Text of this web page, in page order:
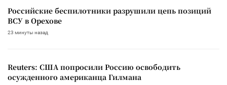
Российские беспилотники разрушили цепь позиций
ВСУ в Орехове
23 минуты назад
Reuters: США попросили Россию освободить
осужденного американца Гилмана